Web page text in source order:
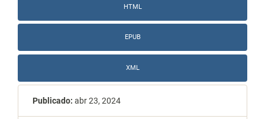
HTML
EPUB
XML
Publicado: abr 23, 2024